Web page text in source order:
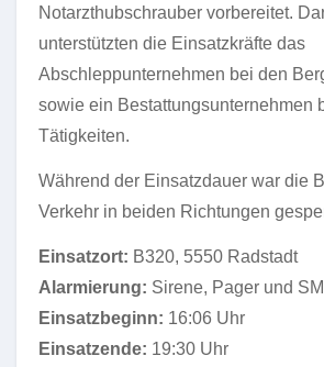
Notarzthubschrauber vorbereitet.
unterstützten die Einsatzkräfte das
Abschleppunternehmen bei den
sowie ein Bestattungsunternehmen
Tätigkeiten.
Während der Einsatzdauer war die
Verkehr in beiden Richtungen
Einsatzort: B320, 5550 Radstadt
Alarmierung: Sirene, Pager und
Einsatzbeginn: 16:06 Uhr
Einsatzende: 19:30 Uhr